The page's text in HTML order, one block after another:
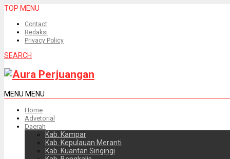
TOP MENU
Contact
Redaksi
Privacy Policy
SEARCH
MENU MENU
Home
Advetorial
Daerah
Kab. Kampar
Kab. Kepulauan Meranti
Kab. Kuantan Singingi